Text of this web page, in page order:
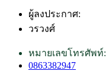
ผู้ลงประกาศ:
วรวงศ์
หมายเลขโทรศัพท์:
0863382947